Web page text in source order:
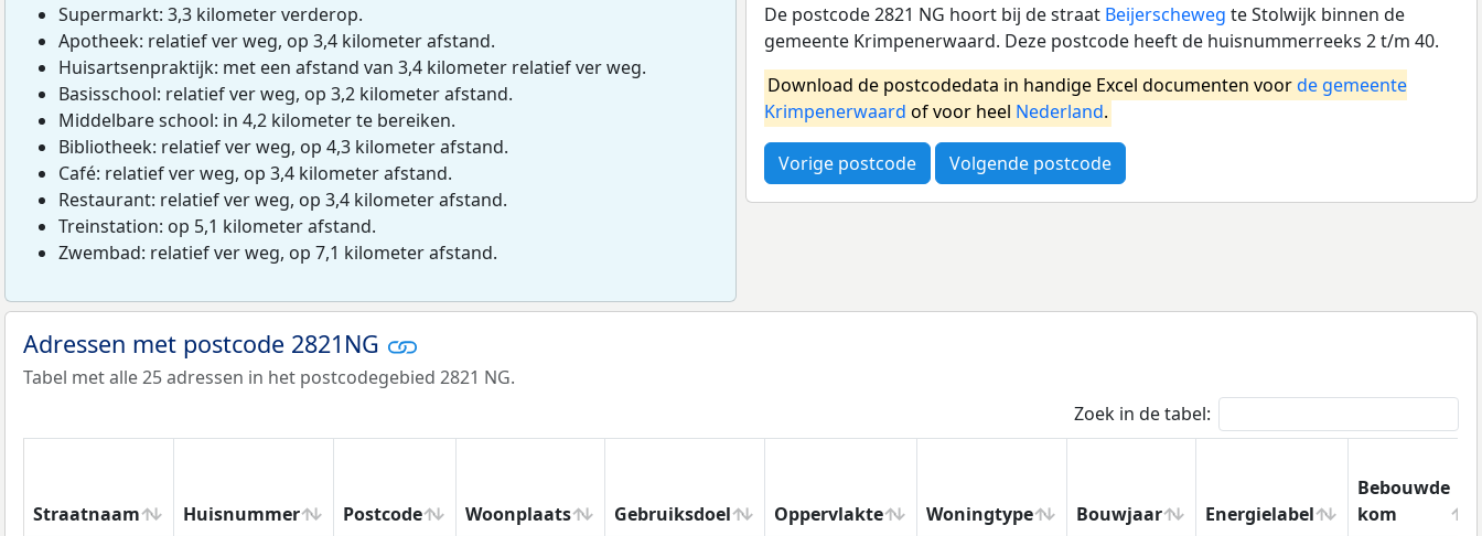
Supermarkt: 3,3 kilometer verderop.
Apotheek: relatief ver weg, op 3,4 kilometer afstand.
Huisartsenpraktijk: met een afstand van 3,4 kilometer relatief ver weg.
Basisschool: relatief ver weg, op 3,2 kilometer afstand.
Middelbare school: in 4,2 kilometer te bereiken.
Bibliotheek: relatief ver weg, op 4,3 kilometer afstand.
Café: relatief ver weg, op 3,4 kilometer afstand.
Restaurant: relatief ver weg, op 3,4 kilometer afstand.
Treinstation: op 5,1 kilometer afstand.
Zwembad: relatief ver weg, op 7,1 kilometer afstand.
De postcode 2821 NG hoort bij de straat Beijerscheweg te Stolwijk binnen de
gemeente Krimpenerwaard. Deze postcode heeft de huisnummerreeks 2 t/m 40.
Download de postcodedata in handige Excel documenten voorde gemeente
Krimpenerwaard of voor heel Nederland.
Vorige postcode Volgende postcode
Adressen met postcode 2821NG
Tabel met alle 25 adressen in het postcodegebied 2821 NG.
Zoek in de tabel:
Straatnaam Huisnummer Postcode Woonplaats Gebruiksdoel Oppervlakte Woningtype Bouwjaar Energielabel
Bebouwde
kom